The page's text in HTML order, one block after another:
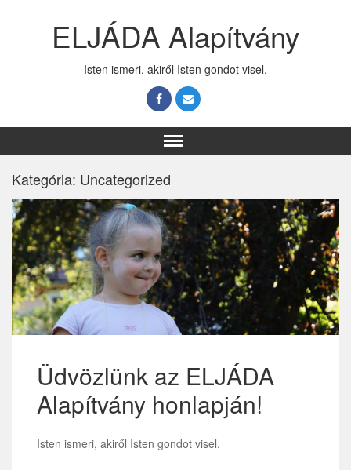
ELJÁDA Alapítvány
Isten ismeri, akiről Isten gondot visel.
Kategória: Uncategorized
Üdvözlünk az ELJÁDA
Alapítvány honlapján!
Isten ismeri, akiről Isten gondot visel.